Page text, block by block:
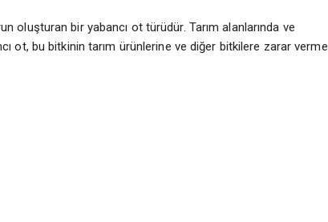
oluşturan bir yabancı ot türüdür. Tarım alanlarında ve
ot, bu bitkinin tarım ürünlerine ve diğer bitkilere zarar verme